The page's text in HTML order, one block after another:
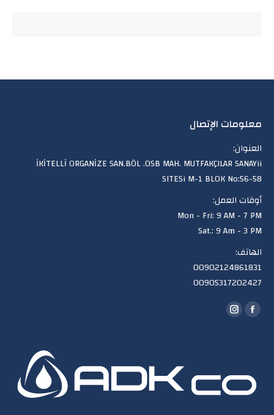
معلومات الإتصال
العنوان:
İKİTELLİ ORGANİZE SAN.BÖL .OSB MAH. MUTFAKÇILAR SANAYii
SITESi M-1 BLOK No:56-58
أوقات العمل:
Mon - Fri: 9 AM - 7 PM
Sat.: 9 Am - 3 PM
الهاتف:
00902124861831
00905317202427
Find us on:
Facebook
new
window
Instagram
new
window